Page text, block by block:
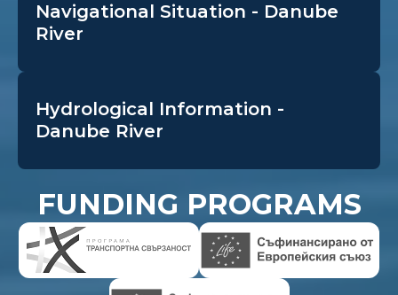
Navigational Situation - Danube
River
Hydrological Information -
Danube River
FUNDING PROGRAMS